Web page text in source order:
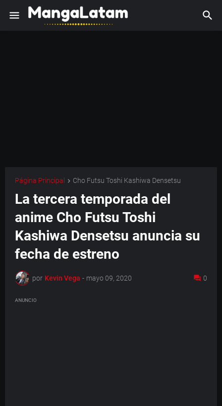
Página Principal Cho Futsu Toshi Kashiwa Densetsu
La tercera temporada del
anime Cho Futsu Toshi
Kashiwa Densetsu anuncia su
fecha de estreno
por Kevin Vega - mayo 09, 2020 0
ANUNCIO